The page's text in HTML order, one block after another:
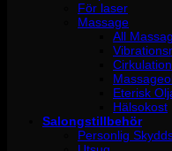
För laser
Massage
All
Eterisk
Hälsokost
Salongstillbehör
Personlig